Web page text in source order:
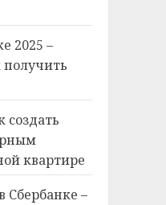
2025 –
получить
создать
квартире
Сбербанке –